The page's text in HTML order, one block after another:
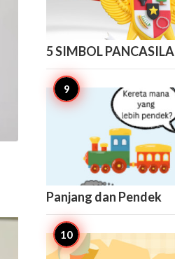
5 SIMBOL PANCASILA
Panjang dan Pendek